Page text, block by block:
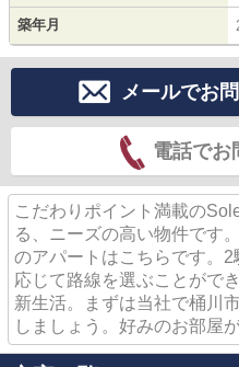
築年月
メールでお
電話でお
こだわりポイント満載の
る、ニーズの高い物件です
のアパートはこちらです。
応じて路線を選ぶことがで
新生活。まずは当社で桶川
しましょう。好みのお部屋